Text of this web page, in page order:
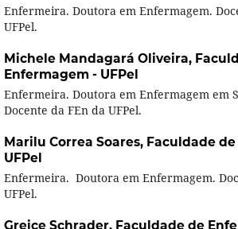
Enfermeira. Doutora em Enfermagem.
UFPel.
Michele Mandagará Oliveira,
Enfermagem - UFPel
Enfermeira. Doutora em Enfermagem em
Docente da FEn da UFPel.
Marilu Correa Soares, Faculdade
UFPel
Enfermeira. Doutora em Enfermagem.
UFPel.
Greice Schrader, Faculdade de